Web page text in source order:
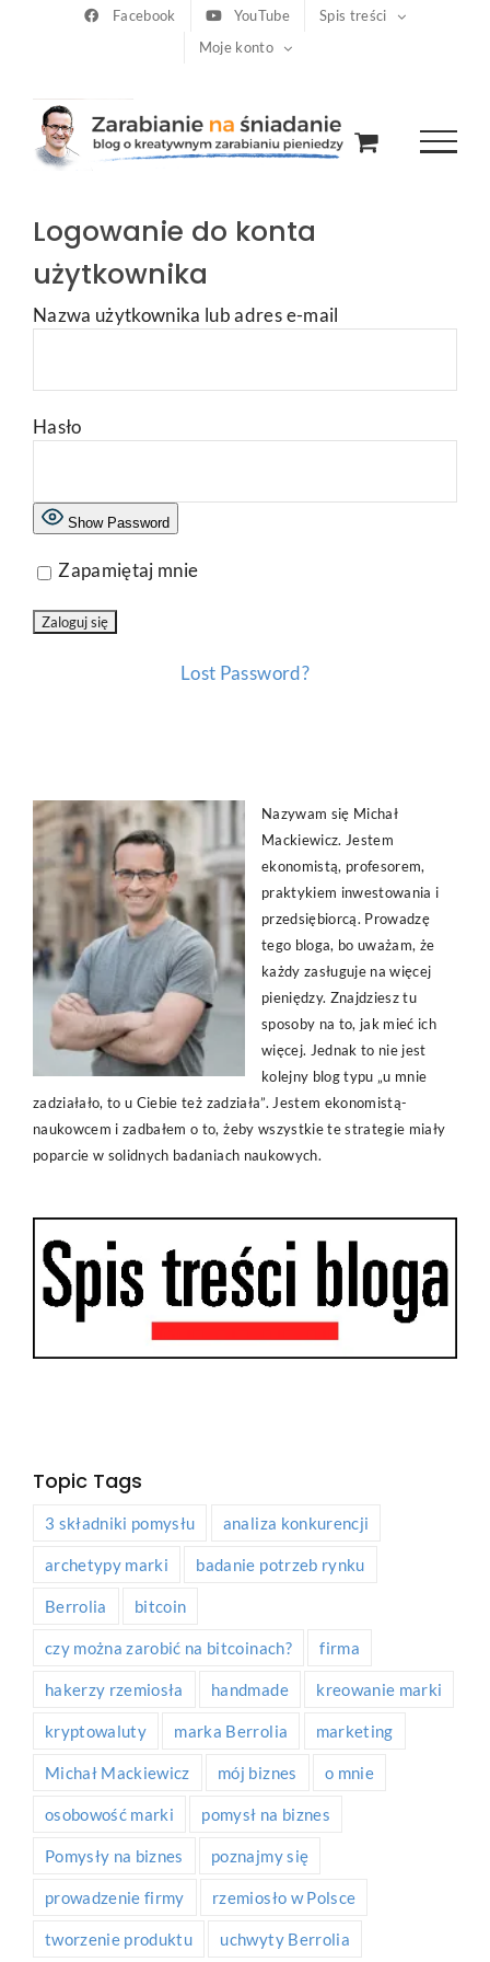
Facebook YouTube
Spis treści
Moje konto
Logowanie do konta
użytkownika
Nazwa użytkownika lub adres e-mail
Hasło
Show Password
Zapamiętaj mnie
Lost Password?
Nazywam się Michał
Mackiewicz. Jestem
ekonomistą, profesorem,
praktykiem inwestowania i
przedsiębiorcą. Prowadzę
tego bloga, bo uważam, że
każdy zasługuje na więcej
pieniędzy. Znajdziesz tu
sposoby na to, jak mieć ich
więcej. Jednak to nie jest
kolejny blog typu „u mnie
zadziałało, to u Ciebie też zadziała”. Jestem ekonomistą-
naukowcem i zadbałem o to, żeby wszystkie te strategie miały
poparcie w solidnych badaniach naukowych.
Topic Tags
3 składniki pomysłu analiza konkurencji
archetypy marki badanie potrzeb rynku
Berrolia bitcoin
czy można zarobić na bitcoinach? firma
hakerzy rzemiosła handmade kreowanie marki
kryptowaluty marka Berrolia marketing
Michał Mackiewicz mój biznes o mnie
osobowość marki pomysł na biznes
Pomysły na biznes poznajmy się
prowadzenie firmy rzemiosło w Polsce
tworzenie produktu uchwyty Berrolia